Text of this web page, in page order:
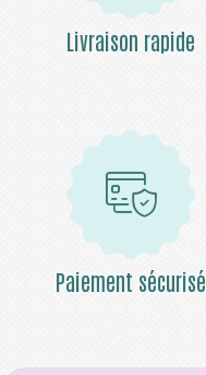
Livraison rapide
Paiement sécurisé